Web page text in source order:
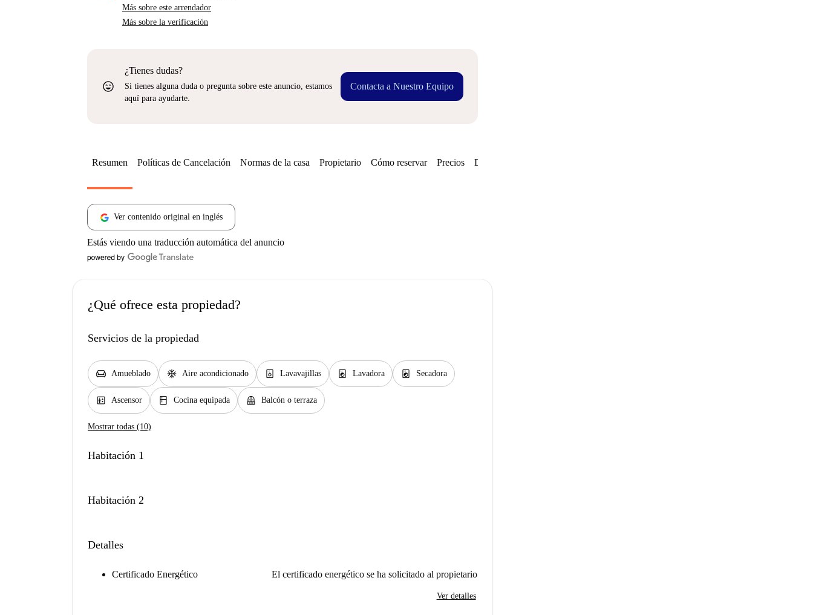
Más sobre este arrendador
Más sobre la verificación
sentiment_very_satisfied
¿Tienes dudas?
Si tienes alguna duda o pregunta sobre este anuncio, estamos
aquí para ayudarte.
Contacta a Nuestro Equipo
Resumen Políticas de Cancelación Normas de la casa Propietario Cómo reservar Precios Disponibilidades
Ver contenido original en inglés
Estás viendo una traducción automática del anuncio
¿Qué ofrece esta propiedad?
Servicios de la propiedad
chair Amueblado ac_unit Aire acondicionado dishwasher_gen Lavavajillas local_laundry_service Lavadora local_laundry_service Secadora
elevator Ascensor kitchen Cocina equipada balcony Balcón o terraza
Mostrar todas (10)
Habitación 1
Habitación 2
Detalles
Certificado Energético El certificado energético se ha solicitado al propietario
Ver detalles